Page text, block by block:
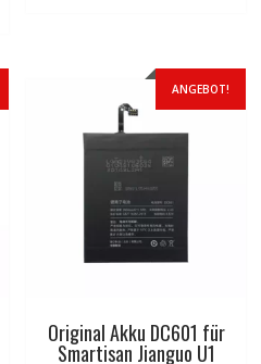
ANGEBOT!
Original Akku DC601 für
Smartisan Jianguo U1